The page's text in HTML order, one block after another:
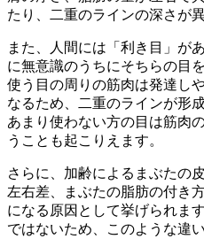
たり、二重のラインの深さが
また、人間には「利き目」が
に無意識のうちにそちらの目
使う目の周りの筋肉は発達し
なるため、二重のラインが形
あまり使わない方の目は筋肉
うことも起こりえます。
さらに、加齢によるまぶたの
左右差、まぶたの脂肪の付き
になる原因として挙げられま
ではないため、このような違